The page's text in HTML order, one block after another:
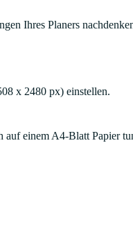
Ihres Planers
x 2480 px) einstellen.
auf einem A4-Blatt Papier